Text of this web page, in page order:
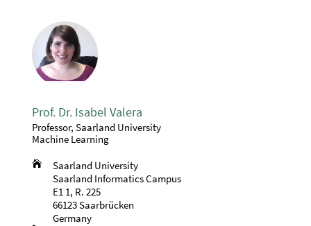
Prof. Dr. Isabel Valera
Professor, Saarland University
Machine Learning

Saarland University
Saarland Informatics Campus
E1 1, R. 225
66123 Saarbrücken
Germany